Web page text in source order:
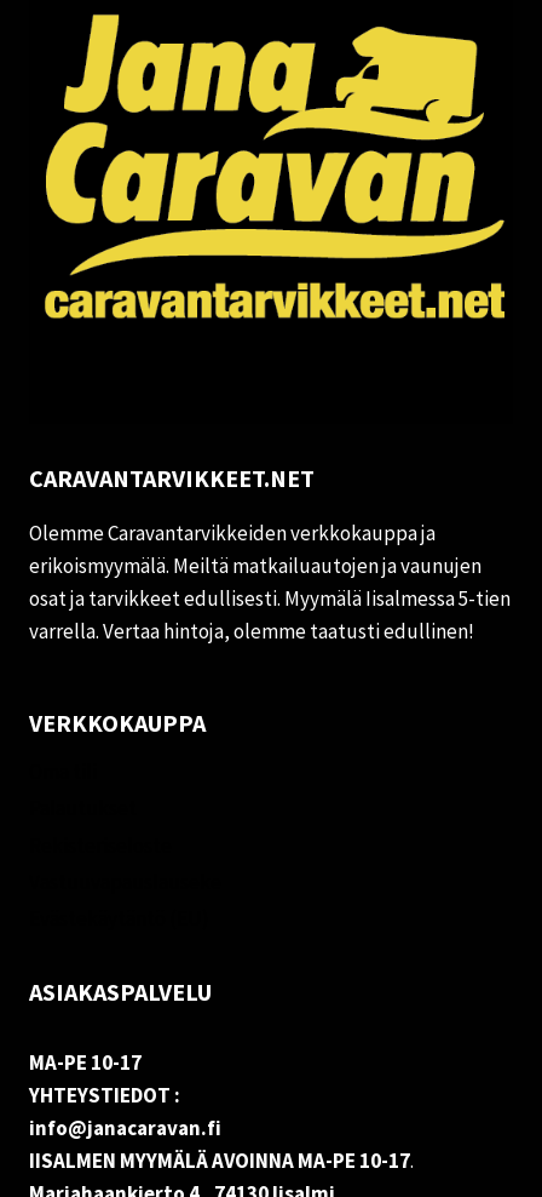
CARAVANTARVIKKEET.NET
Olemme Caravantarvikkeiden verkkokauppa ja
erikoismyymälä. Meiltä matkailuautojen ja vaunujen
osat ja tarvikkeet edullisesti. Myymälä Iisalmessa 5-tien
varrella. Vertaa hintoja, olemme taatusti edullinen!
VERKKOKAUPPA
ASIAKASPALVELU
MA-PE 10-17
YHTEYSTIEDOT :
info@janacaravan.fi
IISALMEN MYYMÄLÄ AVOINNA MA-PE 10-17.